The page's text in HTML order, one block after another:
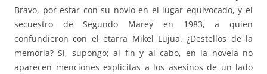
Bravo, por estar con su novio en el lugar equivocado, y el
secuestro de Segundo Marey en 1983, a quien
confundieron con el etarra Mikel Lujua. ¿Destellos de la
memoria? Sí, supongo; al fin y al cabo, en la novela no
aparecen menciones explícitas a los asesinos de un lado